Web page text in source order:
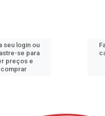
seu login ou
se para
preços e
comprar